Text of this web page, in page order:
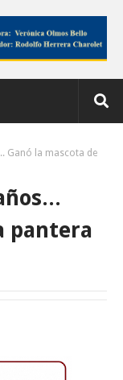
Ganó la mascota de
pantera